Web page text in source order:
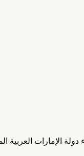
الإمارات العربية